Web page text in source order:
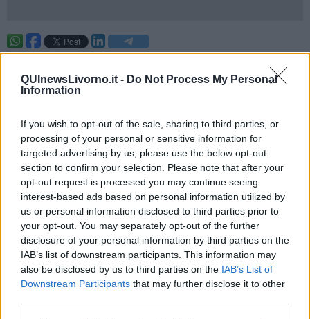
QUInewsLivorno.it - Do Not Process My Personal
Information
If you wish to opt-out of the sale, sharing to third parties, or
processing of your personal or sensitive information for
targeted advertising by us, please use the below opt-out
section to confirm your selection. Please note that after your
opt-out request is processed you may continue seeing
interest-based ads based on personal information utilized by
us or personal information disclosed to third parties prior to
your opt-out. You may separately opt-out of the further
disclosure of your personal information by third parties on the
IAB’s list of downstream participants. This information may
also be disclosed by us to third parties on the IAB’s List of
Downstream Participants that may further disclose it to other
stato arrestato dai carabinieri del Nucleo Operativo e Radiomobile
della Compagnia di Livorno poichè ritenuto responsabile di
Come spiegano i carabinieri in una nota, l'uomo nella tarda serata
di sabato scorso, in evidente stato di alterazione alcolica, si
sarebbe recato presso l’abitazione della ex convivente
spaventandola e minacciandola di voler accedere alla sua
abitazione nonostante non vivessero più insieme, tanto da rendere
necessario l’intervento di un equipaggio del pronto intervento dei
carabinieri di Livorno.
I militari, una volta arrivati sul posto, hanno tentato di riportarlo alla
calma, ma senza ricevere la sua collaborazione.
Infatti l’uomo si sarebbe opposto anche ai carabinieri rifiutando di